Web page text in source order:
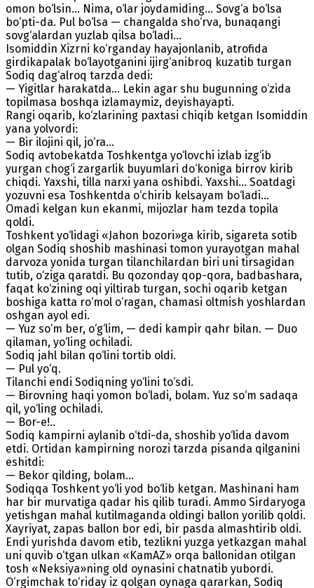
omon bo‘lsin... Nima, o‘lar joydamiding... Sovg‘a bo‘lsa
bo‘pti-da. Pul bo‘lsa — changalda sho‘rva, bunaqangi
sovg‘alardan yuzlab qilsa bo‘ladi...
Isomiddin Xizrni ko‘rganday hayajonlanib, atrofida
girdikapalak bo‘layotganini ijirg‘anibroq kuzatib turgan
Sodiq dag‘alroq tarzda dedi:
— Yigitlar harakatda... Lekin agar shu bugunning o‘zida
topilmasa boshqa izlamaymiz, deyishayapti.
Rangi oqarib, ko‘zlarining paxtasi chiqib ketgan Isomiddin
yana yolvordi:
— Bir ilojini qil, jo‘ra...
Sodiq avtobekatda Toshkentga yo‘lovchi izlab izg‘ib
yurgan chog‘i zargarlik buyumlari do‘koniga birrov kirib
chiqdi. Yaxshi, tilla narxi yana oshibdi. Yaxshi... Soatdagi
yozuvni esa Toshkentda o‘chirib kelsayam bo‘ladi...
Omadi kelgan kun ekanmi, mijozlar ham tezda topila
qoldi.
Toshkent yo‘lidagi «Jahon bozori»ga kirib, sigareta sotib
olgan Sodiq shoshib mashinasi tomon yurayotgan mahal
darvoza yonida turgan tilanchilardan biri uni tirsagidan
tutib, o‘ziga qaratdi. Bu qozonday qop-qora, badbashara,
faqat ko‘zining oqi yiltirab turgan, sochi oqarib ketgan
boshiga katta ro‘mol o‘ragan, chamasi oltmish yoshlardan
oshgan ayol edi.
— Yuz so‘m ber, o‘g‘lim, — dedi kampir qahr bilan. — Duo
qilaman, yo‘ling ochiladi.
Sodiq jahl bilan qo‘lini tortib oldi.
— Pul yo‘q.
Tilanchi endi Sodiqning yo‘lini to‘sdi.
— Birovning haqi yomon bo‘ladi, bolam. Yuz so‘m sadaqa
qil, yo‘ling ochiladi.
— Bor-e!..
Sodiq kampirni aylanib o‘tdi-da, shoshib yo‘lida davom
etdi. Ortidan kampirning norozi tarzda pisanda qilganini
eshitdi:
— Bekor qilding, bolam...
Sodiqqa Toshkent yo‘li yod bo‘lib ketgan. Mashinani ham
har bir murvatiga qadar his qilib turadi. Ammo Sirdaryoga
yetishgan mahal kutilmaganda oldingi ballon yorilib qoldi.
Xayriyat, zapas ballon bor edi, bir pasda almashtirib oldi.
Endi yurishda davom etib, tezlikni yuzga yetkazgan mahal
uni quvib o‘tgan ulkan «KamAZ» orqa ballonidan otilgan
tosh «Neksiya»ning old oynasini chatnatib yubordi.
O‘rgimchak to‘riday iz qolgan oynaga qararkan, Sodiq